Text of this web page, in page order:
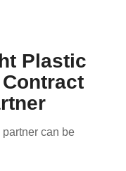
Plastic
can be